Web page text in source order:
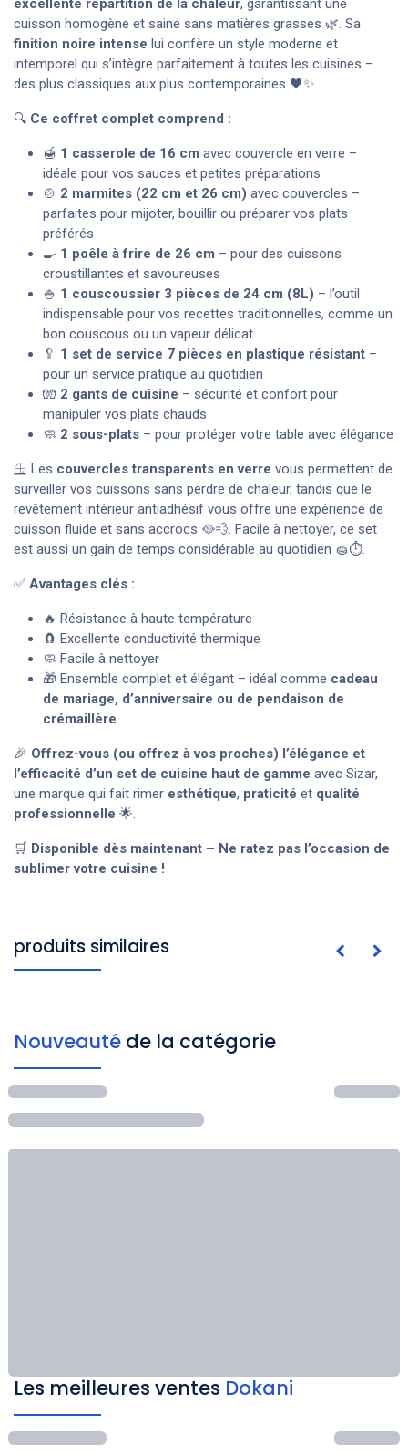
excellente répartition de la chaleur, garantissant une
cuisson homogène et saine sans matières grasses 🌿. Sa
finition noire intense lui confère un style moderne et
intemporel qui s’intègre parfaitement à toutes les cuisines –
des plus classiques aux plus contemporaines 🖤✨.
🔍 Ce coffret complet comprend :
🍯 1 casserole de 16 cm avec couvercle en verre –
idéale pour vos sauces et petites préparations
🍲 2 marmites (22 cm et 26 cm) avec couvercles –
parfaites pour mijoter, bouillir ou préparer vos plats
préférés
🍳 1 poêle à frire de 26 cm – pour des cuissons
croustillantes et savoureuses
🍚 1 couscoussier 3 pièces de 24 cm (8L) – l’outil
indispensable pour vos recettes traditionnelles, comme un
bon couscous ou un vapeur délicat
🥄 1 set de service 7 pièces en plastique résistant –
pour un service pratique au quotidien
🧤 2 gants de cuisine – sécurité et confort pour
manipuler vos plats chauds
🧼 2 sous-plats – pour protéger votre table avec élégance
🪟 Les couvercles transparents en verre vous permettent de
surveiller vos cuissons sans perdre de chaleur, tandis que le
revêtement intérieur antiadhésif vous offre une expérience de
cuisson fluide et sans accrocs 🥘💨. Facile à nettoyer, ce set
est aussi un gain de temps considérable au quotidien 🧽⏱️.
✅ Avantages clés :
🔥 Résistance à haute température
🧲 Excellente conductivité thermique
🧼 Facile à nettoyer
🎁 Ensemble complet et élégant – idéal comme cadeau
de mariage, d’anniversaire ou de pendaison de
crémaillère
🎉 Offrez-vous (ou offrez à vos proches) l’élégance et
l’efficacité d’un set de cuisine haut de gamme avec Sizar,
une marque qui fait rimer esthétique, praticité et qualité
professionnelle 🌟.
🛒 Disponible dès maintenant – Ne ratez pas l’occasion de
sublimer votre cuisine !
produits similaires
Nouveauté de la catégorie
Les meilleures ventes Dokani